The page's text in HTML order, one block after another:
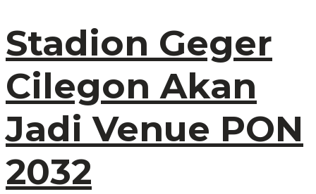
Stadion Geger
Cilegon Akan
Jadi Venue PON
2032